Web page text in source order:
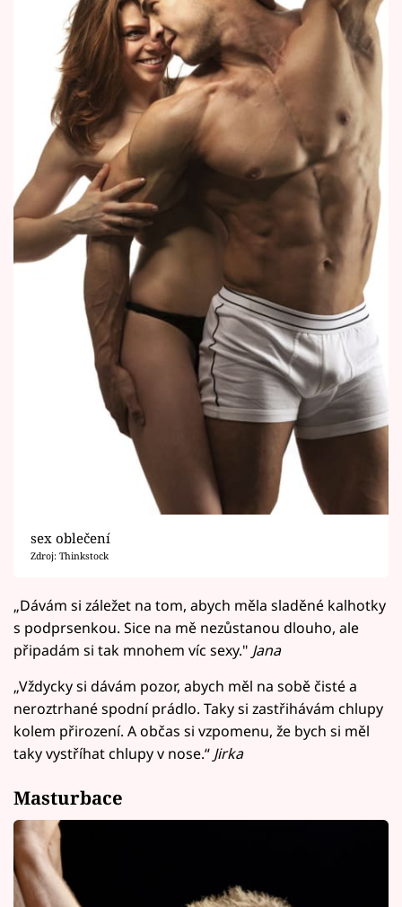
sex oblečení
Zdroj: Thinkstock
„Dávám si záležet na tom, abych měla sladěné kalhotky
s podprsenkou. Sice na mě nezůstanou dlouho, ale
připadám si tak mnohem víc sexy." Jana
„Vždycky si dávám pozor, abych měl na sobě čisté a
neroztrhané spodní prádlo. Taky si zastřihávám chlupy
kolem přirození. A občas si vzpomenu, že bych si měl
taky vystříhat chlupy v nose.“ Jirka
Masturbace